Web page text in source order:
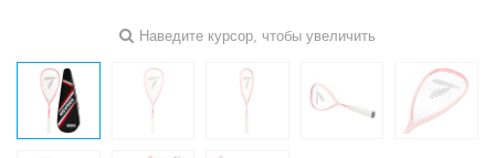
Наведите курсор, чтобы увеличить